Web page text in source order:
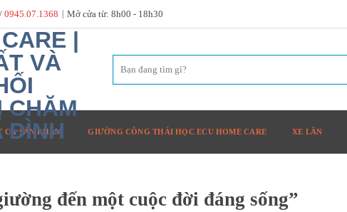
/ 0945.07.1368 | Mở cửa từ: 8h00 - 18h30
CẢ SẢN PHẨM GIƯỜNG CÔNG THÁI HỌC ECU HOME CARE XE LĂN
đến một cuộc đời đáng sống”